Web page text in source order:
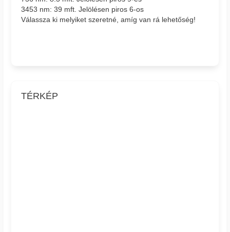
3453 nm: 39 mft. Jelölésen piros 6-os
Válassza ki melyiket szeretné, amíg van rá lehetőség!
TÉRKÉP